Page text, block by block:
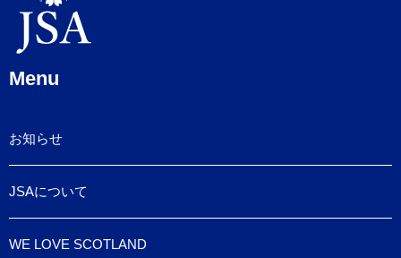
Menu
お知らせ
JSAについて
WE LOVE SCOTLAND